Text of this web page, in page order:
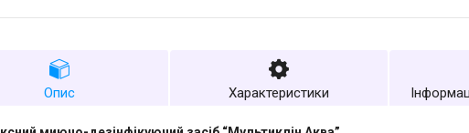
Опис Характеристики